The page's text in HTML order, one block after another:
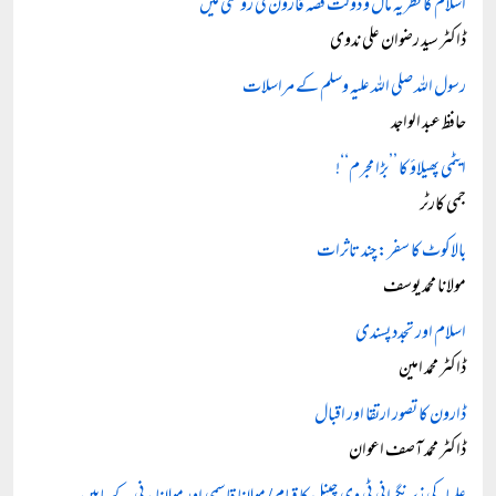
ڈاکٹر سید رضوان علی ندوی
رسول اللہ صلی اللہ علیہ وسلم کے مراسلات
حافظ عبد الواجد
ایٹمی پھیلاؤ کا ’’بڑا مجرم‘‘!
جمی کارٹر
بالاکوٹ کا سفر: چند تاثرات
مولانا محمد یوسف
اسلام اور تجدد پسندی
ڈاکٹر محمد امین
ڈارون کا تصور ارتقا اور اقبال
ڈاکٹر محمد آصف اعوان